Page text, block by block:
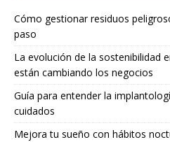
Cómo gestionar residuos
paso
La evolución de la sostenibilidad
están cambiando los negocios
Guía para entender la
cuidados
Mejora tu sueño con hábitos